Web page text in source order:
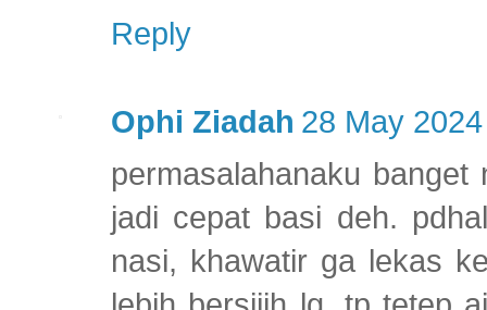
Reply
Ophi Ziadah 28 May
permasalahanaku
jadi cepat basi deh.
nasi, khawatir ga lekas